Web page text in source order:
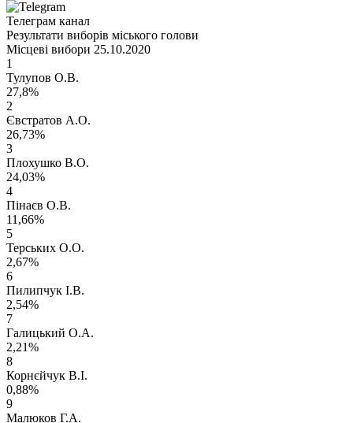
Телеграм канал
Результати виборів міського голови
Місцеві вибори 25.10.2020
1
Тулупов О.В.
27,8%
2
Євстратов А.О.
26,73%
3
Плохушко В.О.
24,03%
4
Пінаєв О.В.
11,66%
5
Терських О.О.
2,67%
6
Пилипчук І.В.
2,54%
7
Галицький О.А.
2,21%
8
Корнєйчук В.І.
0,88%
9
Малюков Г.А.